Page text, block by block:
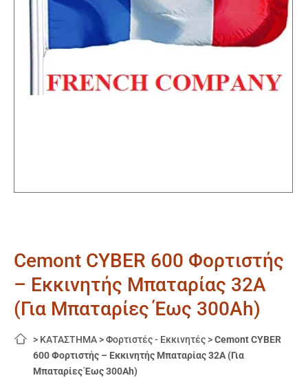
Cemont CYBER 600 Φορτιστής
– Εκκινητής Μπαταρίας 32A
(Για Μπαταρίες Έως 300Ah)
> ΚΑΤΑΣΤΗΜΑ >Φορτιστές - Εκκινητές >Cemont CYBER
600 Φορτιστής – Εκκινητής Μπαταρίας 32A (Για
Μπαταρίες Έως 300Ah)